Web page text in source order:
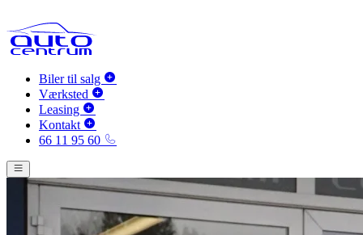
Biler til salg
Værksted
Leasing
Kontakt
66 11 95 60